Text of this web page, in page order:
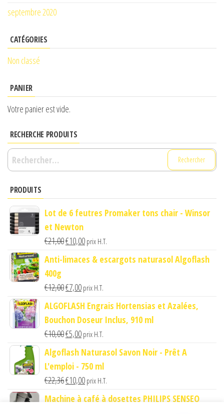
septembre 2020
CATÉGORIES
Non classé
PANIER
Votre panier est vide.
RECHERCHE PRODUITS
Rechercher :
PRODUITS
Lot de 6 feutres Promaker tons chair - Winsor
et Newton
€21,00Le
prix
était :
€21,00.
€10,00Le
prix
est :
prix H.T.
Anti-limaces & escargots naturasol Algoflash
400g
€12,00Le
prix
initial
était :
€12,00.
€7,00Le
prix
actuel
est :
€7,00.
prix H.T.
ALGOFLASH Engrais Hortensias et Azalées,
Bouchon Doseur Inclus, 910 ml
€10,00Le
prix
initial
était :
€5,00Le
prix
actuel
est :
€5,00.
prix H.T.
Algoflash Naturasol Savon Noir - Prêt A
L'emploi - 750 ml
€22,36Le
prix
€10,00Le
prix
prix H.T.
Machine à café à dosettes PHILIPS SENSEO